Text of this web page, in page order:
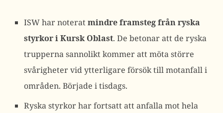
ISW har noteratmindre framsteg från ryska
styrkor i Kursk Oblast. De betonar att de ryska
trupperna sannolikt kommer att möta större
svårigheter vid ytterligare försök till motanfall i
områden. Började i tisdags.
Ryska styrkor har fortsatt att anfalla mot hela